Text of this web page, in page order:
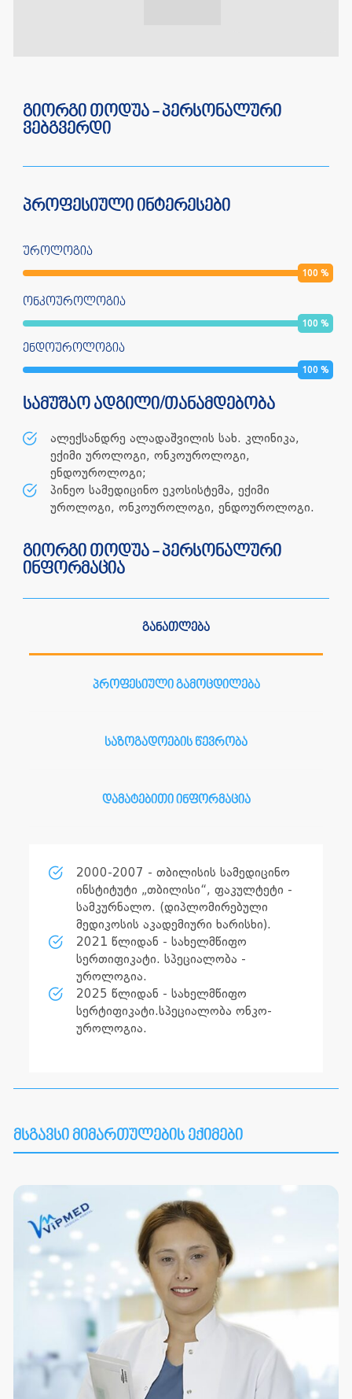
გიორგი თოდუა - პერსონალური
ვებგვერდი
პროფესიული ინტერესები
უროლოგია
100 %
ონკოუროლოგია
100 %
ენდოუროლოგია
100 %
სამუშაო ადგილი/თანამდებობა
ალექსანდრე ალადაშვილის სახ. კლინიკა,
ექიმი უროლოგი, ონკოუროლოგი,
ენდოუროლოგი;
პინეო სამედიცინო ეკოსისტემა, ექიმი
უროლოგი, ონკოუროლოგი, ენდოუროლოგი.
გიორგი თოდუა - პერსონალური
ინფორმაცია
განათლება
პროფესიული გამოცდილება
საზოგადოების წევრობა
დამატებითი ინფორმაცია
2000-2007 - თბილისის სამედიცინო
ინსტიტუტი „თბილისი“, ფაკულტეტი -
სამკურნალო. (დიპლომირებული
მედიკოსის აკადემიური ხარისხი).
2021 წლიდან - სახელმწიფო
სერთიფიკატი. სპეციალობა -
უროლოგია.
2025 წლიდან - სახელმწიფო
სერტიფიკატი.სპეციალობა ონკო-
უროლოგია.
მსგავსი მიმართულების ექიმები